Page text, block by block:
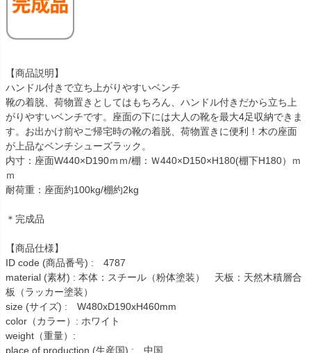
【商品説明】
ハンドル付きで立ち上がりやすいベンチ
靴の着脱、荷物置きとしてはもちろん、ハンドル付きだから立ち上
がりやすいベンチです。座面の下には大人の靴を最大4足収納できま
す。お出かけ前やご帰宅時の靴の着脱、荷物置きに便利！木の座面
が上品なベンチシューズラック。
内寸：座面W440×D190ｍｍ/棚：Ｗ440×D150×H180(棚下H180）ｍ
ｍ
耐荷重：座面約100kg/棚約2kg
＊完成品
【商品仕様】
ID code (商品番号) : 4787
material (素材) : 本体：スチール（粉体塗装） 天板：天然木積層合
板（ラッカー塗装）
size (サイズ) : W480xD190xH460mm
color（カラー）: ホワイト
weight（重量）:
place of production (生産国) : 中国